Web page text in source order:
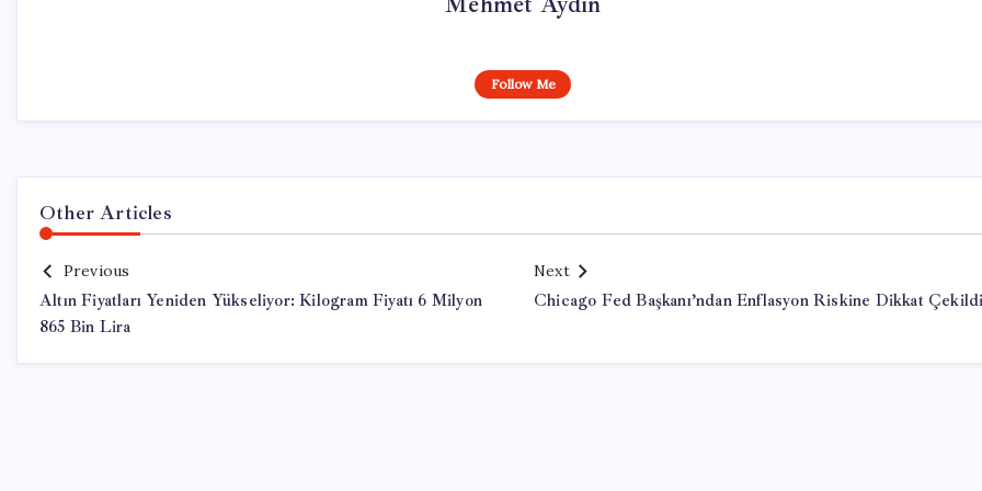
Follow Me
Other Articles
Previous
Altın Fiyatları Yeniden Yükseliyor: Kilogram Fiyatı 6 Milyon
865 Bin Lira
Next
Chicago Fed Başkanı’ndan Enflasyon Riskine Dikkat